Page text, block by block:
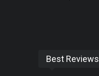
Best Reviews